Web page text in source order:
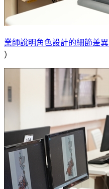
業師說明角色設計的細節差異
）